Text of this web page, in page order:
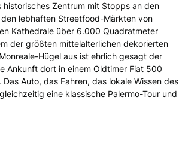
Zentrum mit Stopps an den
lebhaften Streetfood-Märkten von
Kathedrale über 6.000 Quadratmeter
der größten mittelalterlichen dekorierten
Hügel aus ist ehrlich gesagt der
Ankunft dort in einem Oldtimer Fiat 500
Auto, das Fahren, das lokale Wissen des
eine klassische Palermo-Tour und